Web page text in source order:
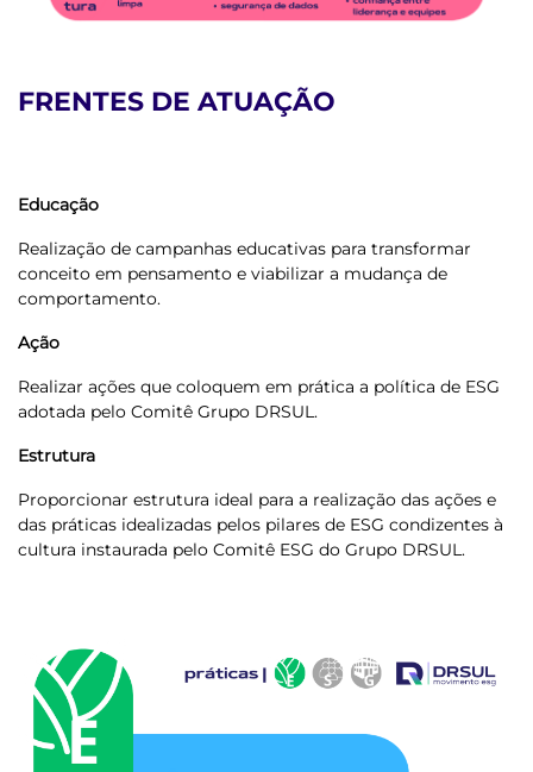
FRENTES DE ATUAÇÃO
Educação
Realização de campanhas educativas para transformar
conceito em pensamento e viabilizar a mudança de
comportamento.
Ação
Realizar ações que coloquem em prática a política de ESG
adotada pelo Comitê Grupo DRSUL.
Estrutura
Proporcionar estrutura ideal para a realização das ações e
das práticas idealizadas pelos pilares de ESG condizentes à
cultura instaurada pelo Comitê ESG do Grupo DRSUL.